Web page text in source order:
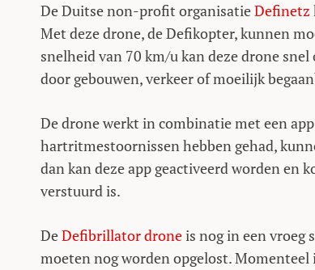
De Duitse non-profit organisatieDefinetz
Met deze drone, de Defikopter, kunnen
snelheid van 70 km/u kan deze drone
door gebouwen, verkeer of moeilijk
De drone werkt in combinatie met een
hartritmestoornissen hebben gehad,
dan kan deze app geactiveerd worden en
verstuurd is.
DeDefibrillator droneis nog in een vroeg
moeten nog worden opgelost.